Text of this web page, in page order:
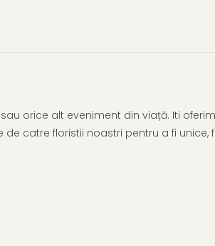
orice alt eveniment din viață. Iti
catre floristii noastri pentru a fi unice,